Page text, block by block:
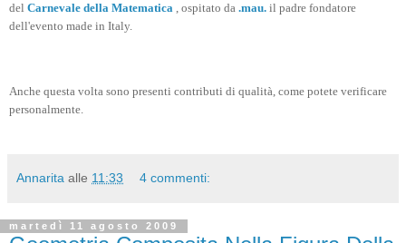
del Carnevale della Matematica , ospitato da .mau. il padre fondatore
dell'evento made in Italy.
Anche questa volta sono presenti contributi di qualità, come potete verificare
personalmente.
Annarita alle 11:33 4 commenti:
martedì 11 agosto 2009